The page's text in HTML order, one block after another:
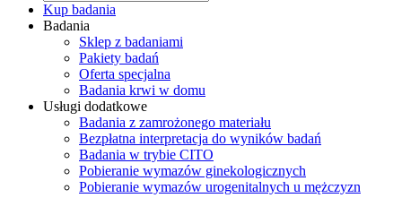
Kup badania
Badania
Sklep z badaniami
Pakiety badań
Oferta specjalna
Badania krwi w domu
Usługi dodatkowe
Badania z zamrożonego materiału
Bezpłatna interpretacja do wyników badań
Badania w trybie CITO
Pobieranie wymazów ginekologicznych
Pobieranie wymazów urogenitalnych u mężczyzn